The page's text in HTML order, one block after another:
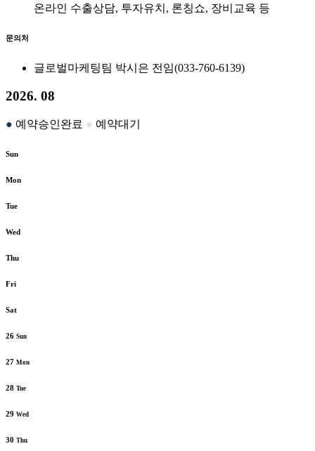
온라인 수출상담, 투자유치, 론칭쇼, 장비교육 등
문의처
글로벌마케팅팀 박시은 전임(033-760-6139)
2026. 08
● 예약승인완료 ● 예약대기
Sun
Mon
Tue
Wed
Thu
Fri
Sat
26 Sun
27 Mon
28 Tue
29 Wed
30 Thu